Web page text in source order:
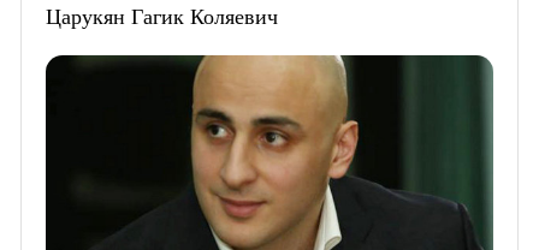
Царукян Гагик Коляевич